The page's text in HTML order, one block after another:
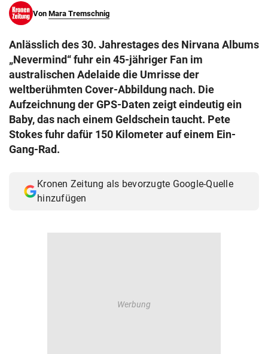
Von Mara Tremschnig
Anlässlich des 30. Jahrestages des Nirvana Albums
„Nevermind“ fuhr ein 45-jähriger Fan im
australischen Adelaide die Umrisse der
weltberühmten Cover-Abbildung nach. Die
Aufzeichnung der GPS-Daten zeigt eindeutig ein
Baby, das nach einem Geldschein taucht. Pete
Stokes fuhr dafür 150 Kilometer auf einem Ein-
Gang-Rad.
Kronen Zeitung als bevorzugte Google-Quelle
hinzufügen